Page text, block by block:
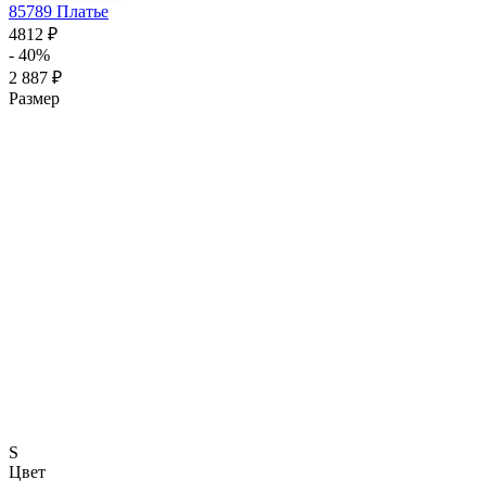
85789 Платье
4812 ₽
- 40%
2 887 ₽
Размер
S
Цвет